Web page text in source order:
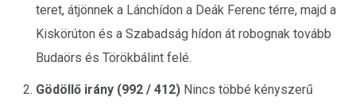
teret, átjönnek a Lánchídon a Deák Ferenc térre, majd a
Kiskörúton és a Szabadság hídon át robognak tovább
Budaörs és Törökbálint felé.
Gödöllő irány (992 / 412) Nincs többé kényszerű